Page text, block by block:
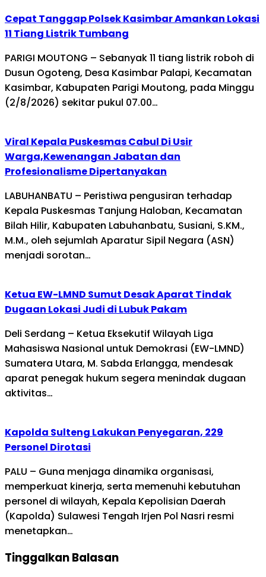
Cepat Tanggap Polsek Kasimbar Amankan Lokasi
11 Tiang Listrik Tumbang
PARIGI MOUTONG – Sebanyak 11 tiang listrik roboh di
Dusun Ogoteng, Desa Kasimbar Palapi, Kecamatan
Kasimbar, Kabupaten Parigi Moutong, pada Minggu
(2/8/2026) sekitar pukul 07.00…
Viral Kepala Puskesmas Cabul Di Usir
Warga,Kewenangan Jabatan dan
Profesionalisme Dipertanyakan
LABUHANBATU – Peristiwa pengusiran terhadap
Kepala Puskesmas Tanjung Haloban, Kecamatan
Bilah Hilir, Kabupaten Labuhanbatu, Susiani, S.KM.,
M.M., oleh sejumlah Aparatur Sipil Negara (ASN)
menjadi sorotan…
Ketua EW-LMND Sumut Desak Aparat Tindak
Dugaan Lokasi Judi di Lubuk Pakam
Deli Serdang – Ketua Eksekutif Wilayah Liga
Mahasiswa Nasional untuk Demokrasi (EW-LMND)
Sumatera Utara, M. Sabda Erlangga, mendesak
aparat penegak hukum segera menindak dugaan
aktivitas…
Kapolda Sulteng Lakukan Penyegaran, 229
Personel Dirotasi
PALU – Guna menjaga dinamika organisasi,
memperkuat kinerja, serta memenuhi kebutuhan
personel di wilayah, Kepala Kepolisian Daerah
(Kapolda) Sulawesi Tengah Irjen Pol Nasri resmi
menetapkan…
Tinggalkan Balasan